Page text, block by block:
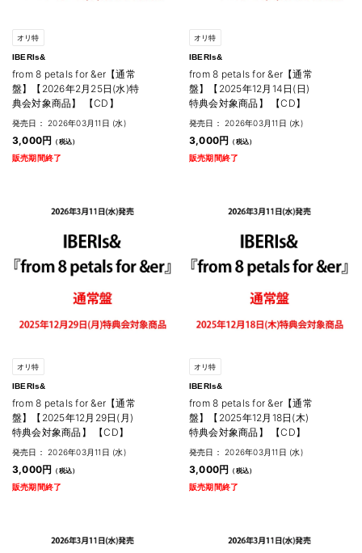
オリ特
IBERIs&
from 8 petals for &er【通常
盤】【2026年2月25日(水)特
典会対象商品】 【CD】
発売日： 2026年03月11日 (水)
3,000円
販売期間終了
オリ特
IBERIs&
from 8 petals for &er【通常
盤】【2025年12月14日(日)
特典会対象商品】 【CD】
発売日： 2026年03月11日 (水)
3,000円
販売期間終了
オリ特
IBERIs&
from 8 petals for &er【通常
盤】【2025年12月29日(月)
特典会対象商品】 【CD】
発売日： 2026年03月11日 (水)
3,000円
販売期間終了
オリ特
IBERIs&
from 8 petals for &er【通常
盤】【2025年12月18日(木)
特典会対象商品】 【CD】
発売日： 2026年03月11日 (水)
3,000円
販売期間終了